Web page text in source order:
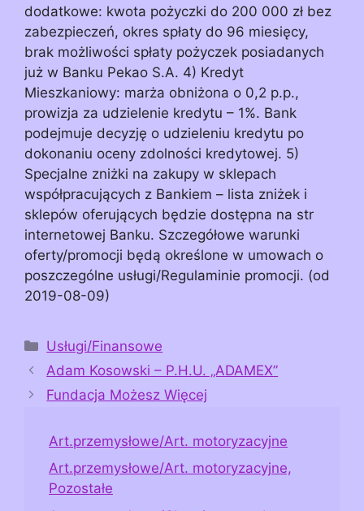
dodatkowe: kwota pożyczki do 200 000 zł bez
zabezpieczeń, okres spłaty do 96 miesięcy,
brak możliwości spłaty pożyczek posiadanych
już w Banku Pekao S.A. 4) Kredyt
Mieszkaniowy: marża obniżona o 0,2 p.p.,
prowizja za udzielenie kredytu – 1%. Bank
podejmuje decyzję o udzieleniu kredytu po
dokonaniu oceny zdolności kredytowej. 5)
Specjalne zniżki na zakupy w sklepach
współpracujących z Bankiem – lista zniżek i
sklepów oferujących będzie dostępna na str
internetowej Banku. Szczegółowe warunki
oferty/promocji będą określone w umowach o
poszczególne usługi/Regulaminie promocji. (od
2019-08-09)
Kategorie
Usługi/Finansowe
Adam Kosowski – P.H.U. „ADAMEX”
Fundacja Możesz Więcej
Art.przemysłowe/Art. motoryzacyjne
Art.przemysłowe/Art. motoryzacyjne,
Pozostałe